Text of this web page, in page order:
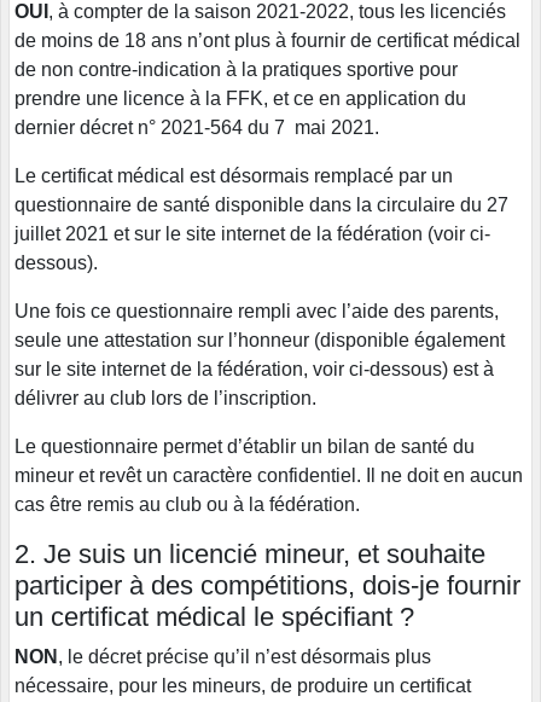
OUI , à compter de la saison 2021-2022, tous les licenciés
de moins de 18 ans n’ont plus à fournir de certificat médical
de non contre-indication à la pratiques sportive pour
prendre une licence à la FFK, et ce en application du
dernier décret n° 2021-564 du 7 mai 2021.
Le certificat médical est désormais remplacé par un
questionnaire de santé disponible dans la circulaire du 27
juillet 2021 et sur le site internet de la fédération (voir ci-
dessous).
Une fois ce questionnaire rempli avec l’aide des parents,
seule une attestation sur l’honneur (disponible également
sur le site internet de la fédération, voir ci-dessous) est à
délivrer au club lors de l’inscription.
Le questionnaire permet d’établir un bilan de santé du
mineur et revêt un caractère confidentiel. Il ne doit en aucun
cas être remis au club ou à la fédération.
2. Je suis un licencié mineur, et souhaite
participer à des compétitions, dois-je fournir
un certificat médical le spécifiant ?
NON , le décret précise qu’il n’est désormais plus
nécessaire, pour les mineurs, de produire un certificat